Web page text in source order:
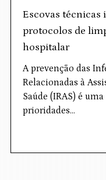
Escovas técnicas
protocolos de
hospitalar
A prevenção das
Relacionadas à
Saúde (IRAS) é uma
prioridades…